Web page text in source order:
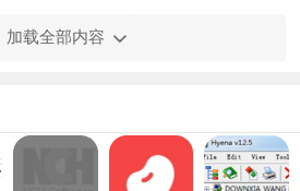
容。了解演员在电影中出演的年龄，
制
加载全部内容